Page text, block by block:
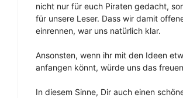
nicht nur für euch Piraten gedacht,
für unsere Leser. Dass wir damit
einrennen, war uns natürlich klar.
Ansonsten, wenn ihr mit den Ideen
anfangen könnt, würde uns das
In diesem Sinne, Dir auch einen